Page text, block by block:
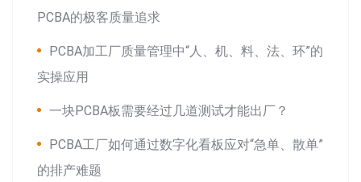
PCBA的极客质量追求
PCBA加工厂质量管理中“人、机、料、法、环”的
实操应用
一块PCBA板需要经过几道测试才能出厂？
PCBA工厂如何通过数字化看板应对“急单、散单”
的排产难题